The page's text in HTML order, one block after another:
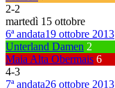
2-2
martedì 15 ottobre
6ª andata19 ottobre 2013
Unterland Damen 2
Maia Alta Obermais 6
4-3
7ª andata26 ottobre 2013